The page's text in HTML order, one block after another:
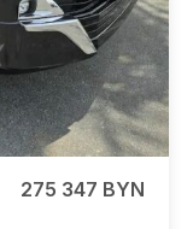
275 347 BYN